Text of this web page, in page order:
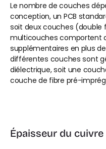
Le nombre de couches
conception, un PCB
soit deux couches (double
multicouches comportent
supplémentaires en plus
différentes couches sont
diélectrique, soit une
couche de fibre pré-
Épaisseur du cuivre